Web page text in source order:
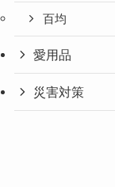
百均
愛用品
災害対策